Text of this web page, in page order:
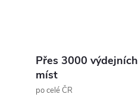
Přes 3000 výdejních
míst
po celé ČR